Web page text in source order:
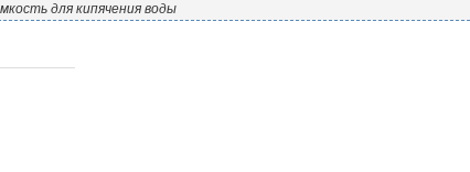
для кипячения воды